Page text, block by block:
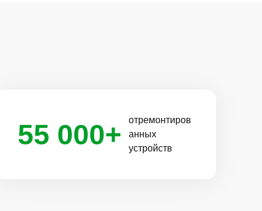
55 000+
отремонтиров
анных
устройств